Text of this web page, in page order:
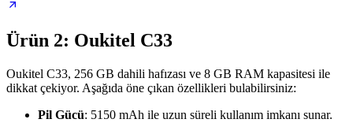
Ürün 2: Oukitel C33
Oukitel C33, 256 GB dahili hafızası ve 8 GB RAM kapasitesi ile
dikkat çekiyor. Aşağıda öne çıkan özellikleri bulabilirsiniz:
Pil Gücü: 5150 mAh ile uzun süreli kullanım imkanı sunar.